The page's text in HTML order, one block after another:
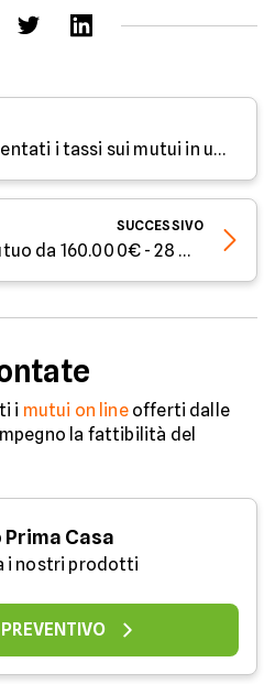
Quanto sono aumentati i tassi sui mutui in un anno?
SUCCESSIVO
Tassi di oggi su un mutuo da 160.000€ - 28 marzo 2024
i mutui on lineofferti dalle
la fattibilità del
Prima Casa
i nostri prodotti